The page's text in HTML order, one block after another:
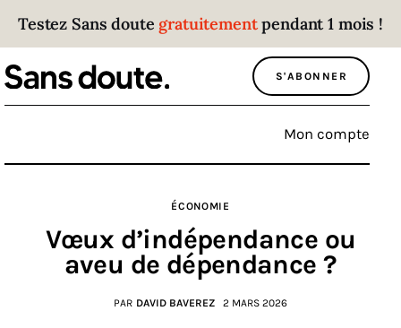
Testez Sans doute gratuitementpendant 1 mois !
S'ABONNER
Mon compte
Sans doute
Parce que plus personne n’écoute les gens
qui ont des choses à dire.
Politique
ÉCONOMIE
Vœux d’indépendance ou
aveu de dépendance ?
PAR DAVID BAVEREZ 2 MARS 2026